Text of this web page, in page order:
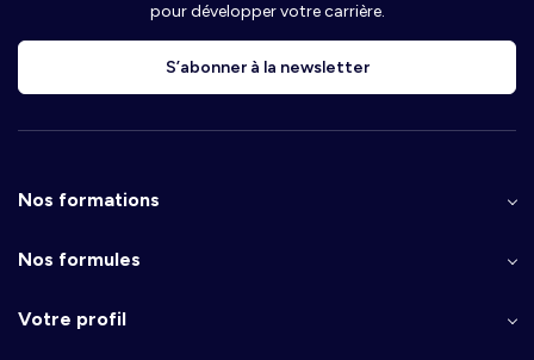
pour développer votre carrière.
S’abonner à la newsletter
Nos formations
Nos formules
Votre profil